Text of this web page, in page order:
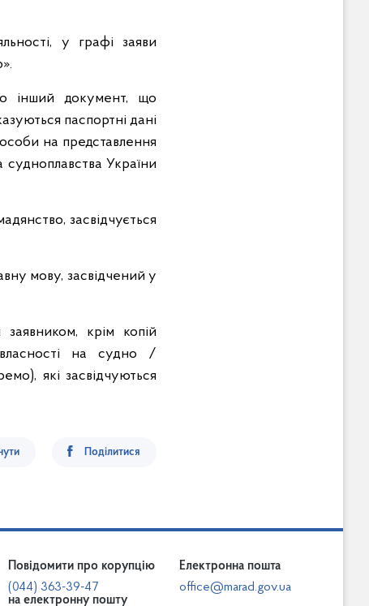
у графі заяви
інший документ, що
паспортні дані
на представлення
судноплавства України
засвідчується
мову, засвідчений у
крім копій
на судно /
які засвідчуються
Поділитися
Повідомити про корупцію
(044) 363-39-47
на електронну пошту
Електронна пошта
office@marad.gov.ua